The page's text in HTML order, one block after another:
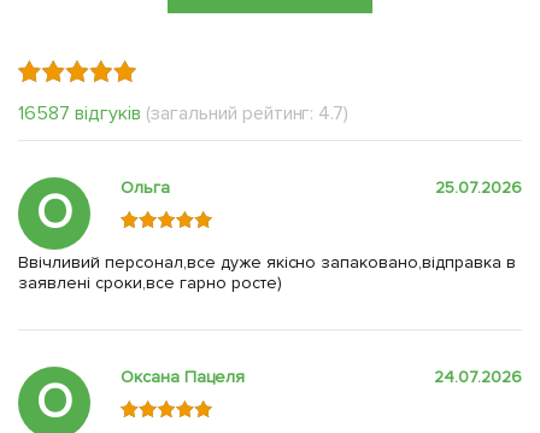
16587 відгуків (загальний рейтинг: 4.7)
О Ольга 25.07.2026
Ввічливий персонал,все дуже якісно запаковано,відправка в
заявлені сроки,все гарно росте)
О Оксана Пацеля 24.07.2026